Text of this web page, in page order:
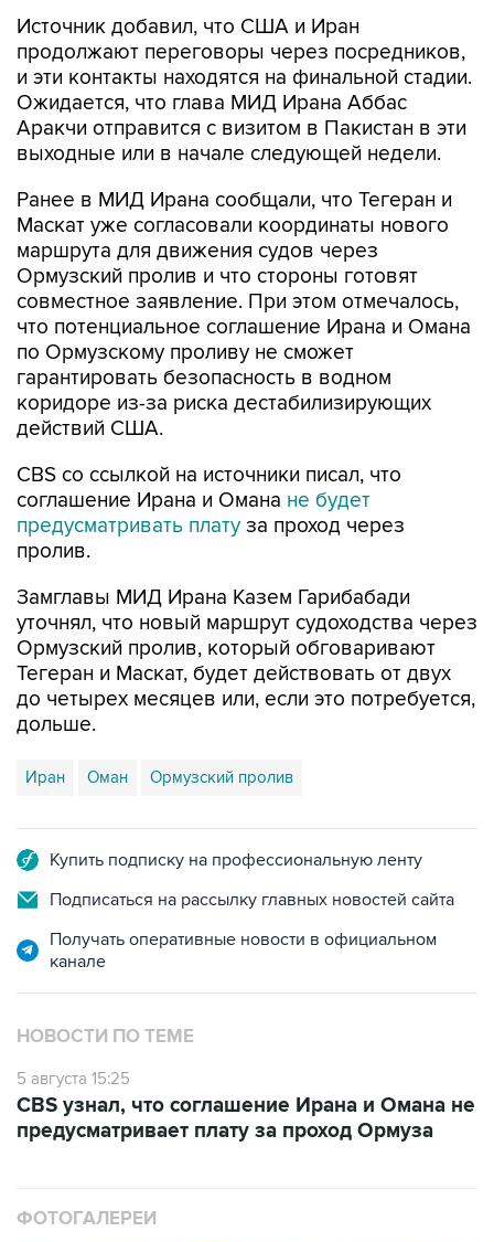
Источник добавил, что США и Иран
продолжают переговоры через посредников,
и эти контакты находятся на финальной стадии.
Ожидается, что глава МИД Ирана Аббас
Аракчи отправится с визитом в Пакистан в эти
выходные или в начале следующей недели.
Ранее в МИД Ирана сообщали, что Тегеран и
Маскат уже согласовали координаты нового
маршрута для движения судов через
Ормузский пролив и что стороны готовят
совместное заявление. При этом отмечалось,
что потенциальное соглашение Ирана и Омана
по Ормузскому проливу не сможет
гарантировать безопасность в водном
коридоре из-за риска дестабилизирующих
действий США.
CBS со ссылкой на источники писал, что
соглашение Ирана и Омана не будет
предусматривать плату за проход через
пролив.
Замглавы МИД Ирана Казем Гарибабади
уточнял, что новый маршрут судоходства через
Ормузский пролив, который обговаривают
Тегеран и Маскат, будет действовать от двух
до четырех месяцев или, если это потребуется,
дольше.
Иран Оман Ормузский пролив
Купить подписку на профессиональную ленту
Подписаться на рассылку главных новостей сайта
Получать оперативные новости в официальном
канале
НОВОСТИ ПО ТЕМЕ
5 августа 15:25
CBS узнал, что соглашение Ирана и Омана не
предусматривает плату за проход Ормуза
ФОТОГАЛЕРЕИ